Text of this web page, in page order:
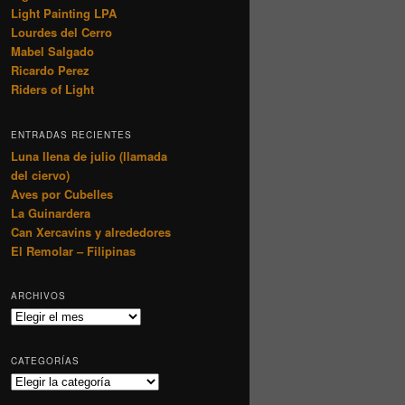
Light Painting LPA
Lourdes del Cerro
Mabel Salgado
Ricardo Perez
Riders of Light
ENTRADAS RECIENTES
Luna llena de julio (llamada
del ciervo)
Aves por Cubelles
La Guinardera
Can Xercavins y alrededores
El Remolar – Filipinas
ARCHIVOS
Archivos
CATEGORÍAS
Categorías